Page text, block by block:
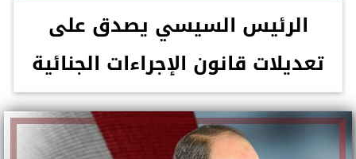
الرئيس السيسي يصدق على
تعديلات قانون الإجراءات الجنائية